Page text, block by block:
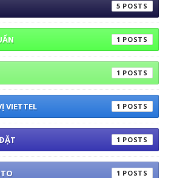
5
1
1
VIETTEL 1
1
1